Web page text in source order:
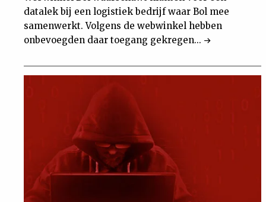
datalek bij een logistiek bedrijf waar Bol mee
samenwerkt. Volgens de webwinkel hebben
onbevoegden daar toegang gekregen...